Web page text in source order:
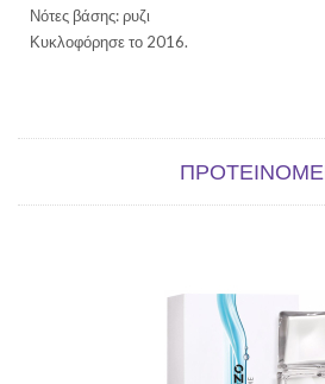
Νότες βάσης: ρυζι
Κυκλοφόρησε το 2016.